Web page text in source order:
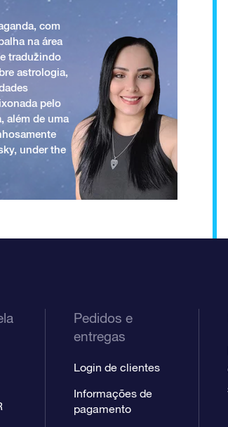
com
na área
traduzindo
astrologia,
pelo
além de uma
under the
Pedidos e
entregas
Login de clientes
Informações de
pagamento